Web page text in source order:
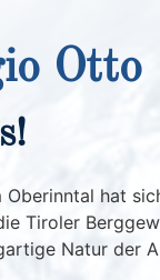
hat
Tiroler
Natur der